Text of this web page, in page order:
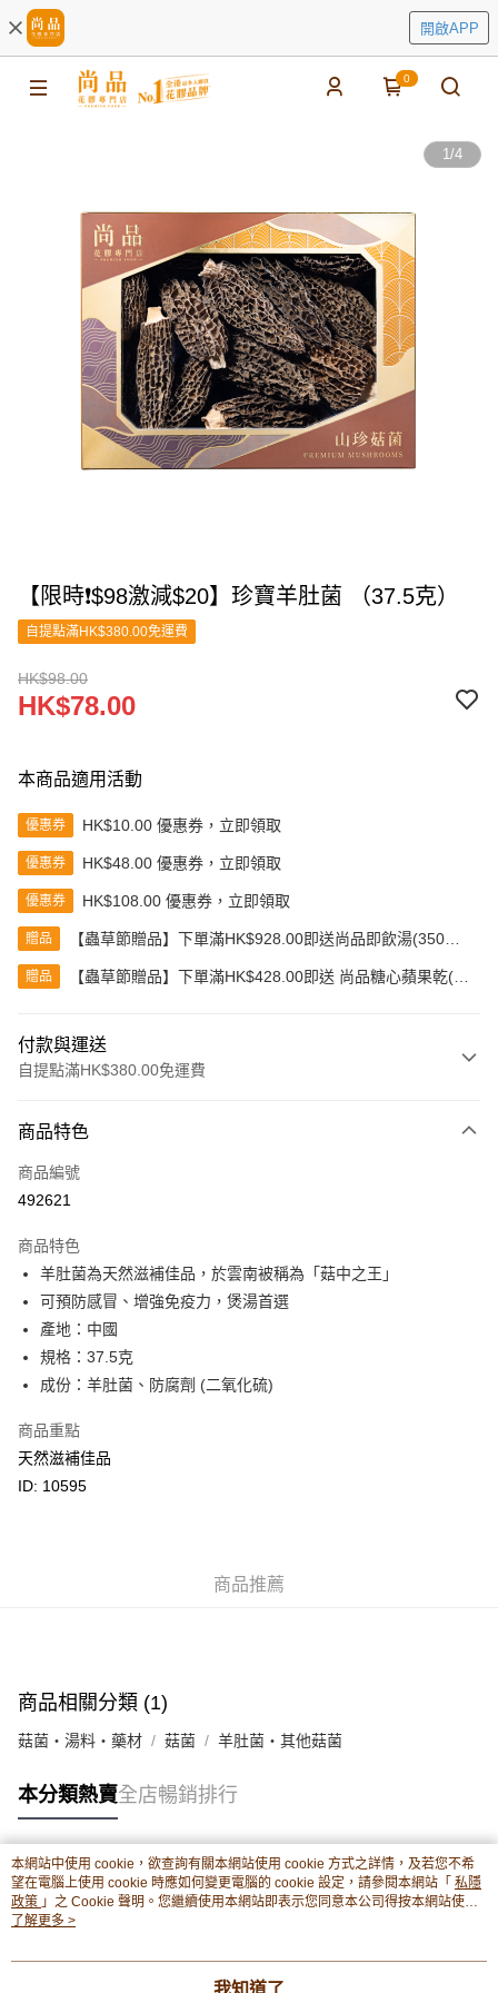
開啟APP
0
1/4
【限時❗$98激減$20】珍寶羊肚菌 （37.5克）
自提點滿HK$380.00免運費
HK$98.00
HK$78.00
本商品適用活動
優惠券 HK$10.00 優惠券，立即領取
優惠券 HK$48.00 優惠券，立即領取
優惠券 HK$108.00 優惠券，立即領取
贈品
【蟲草節贈品】下單滿HK$928.00即送尚品即飲湯(350克)
贈品
【蟲草節贈品】下單滿HK$428.00即送 尚品糖心蘋果乾(80
付款與運送
自提點滿HK$380.00免運費
信用卡
Apple Pay
AlipayHK
PayMe
WeChat Pay
BoC Pay
其他轉帳方式
相關說明
轉數快識別碼(FPS ID)：4042362 中國銀行戶口：012-875-1-240680-7 匯
物流公司會改派其他自取點或其他配送方式。)
每筆HK$80.00，滿HK$380.00或以上免運費
付款後門市自取 (3-6天可到店取) (取貨請自備購物袋)
每筆HK$80.00，滿HK$380.00或以上免運費
商品特色
商品編號
492621
商品特色
羊肚菌為天然滋補佳品，於雲南被稱為「菇中之王」
可預防感冒、增強免疫力，煲湯首選
產地：中國
規格：37.5克
成份：羊肚菌、防腐劑 (二氧化硫)
商品重點
天然滋補佳品
ID: 10595
商品推薦
商品相關分類 (1)
菇菌・湯料・藥材 菇菌 羊肚菌・其他菇菌
本分類熱賣全店暢銷排行
熱門標籤
熱銷排行
本網站中使用 cookie，欲查詢有關本網站使用 cookie 方式之詳情，及若您不希
望在電腦上使用 cookie 時應如何變更電腦的 cookie 設定，請參閱本網站「 私隱
政策 」之 Cookie 聲明。您繼續使用本網站即表示您同意本公司得按本網站使用
條款之 Cookie 聲明使用 cookie。
了解更多 >
我知道了